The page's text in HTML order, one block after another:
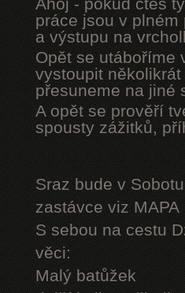
Ahoj - pokud čteš
práce jsou v
a výstupu na
Opět se utáboříme
vystoupit
přesuneme na jiné
A opět se prověří
spousty zážitků,
Sraz bude v
zastávce viz MAPA
S sebou na cestu
věci:
Malý batůžek